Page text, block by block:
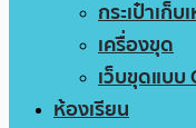
กระเป๋าเก็
เครื่องขุด
เว็บขุดแบบ
ห้องเรียน